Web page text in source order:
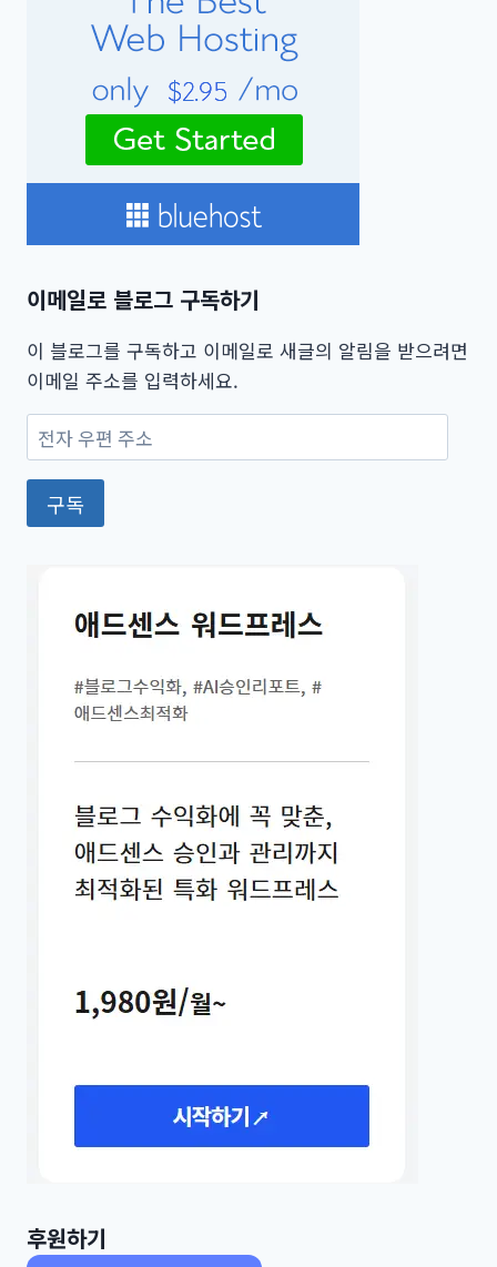
이메일로 블로그 구독하기
이 블로그를 구독하고 이메일로 새글의 알림을 받으려면
이메일 주소를 입력하세요.
전
자
우
구독
후원하기